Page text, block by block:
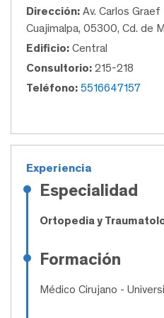
Dirección: Av. Carlos
Cuajimalpa, 05300, Cd. de
Edificio: Central
Consultorio: 215-218
Teléfono: 5516647157
Experiencia
Especialidad
Ortopedia y
Formación
Médico Cirujano -